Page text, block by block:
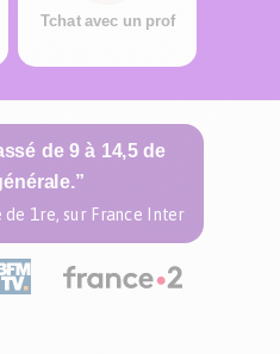
Tchat avec un prof
de 9 à 14,5 de
de 1re, sur France Inter